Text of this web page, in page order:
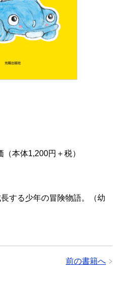
体1,200円＋税）
する少年の冒険物語。（幼
前の書籍へ